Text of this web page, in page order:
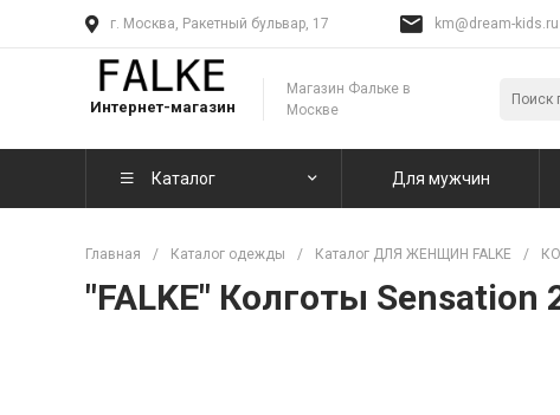
г. Москва, Ракетный бульвар, 17 km@dream-kids.ru
Интернет-магазин
Магазин Фальке в
Москве
Каталог Для мужчин
Главная / Каталог одежды / Каталог ДЛЯ ЖЕНЩИН FALKE /
"FALKE" Колготы Sensation